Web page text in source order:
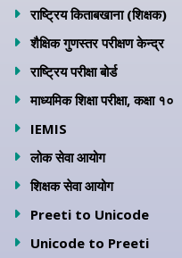
राष्ट्रिय किताबखाना (शिक्षक)
शैक्षिक गुणस्तर परीक्षण केन्द्र
राष्ट्रिय परीक्षा बोर्ड
माध्यमिक शिक्षा परीक्षा, कक्षा १०
IEMIS
लोक सेवा आयोग
शिक्षक सेवा आयोग
Preeti to Unicode
Unicode to Preeti